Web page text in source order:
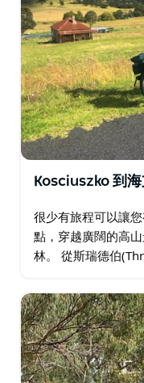
Kosciuszko 到
很少有旅程可以讓
點，穿越廣闊的高
林。 從斯瑞德伯
澳大利亞山頂科修